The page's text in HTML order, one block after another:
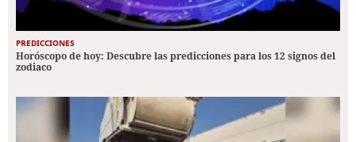
PREDICCIONES
Horóscopo de hoy: Descubre las predicciones para los 12 signos del
zodiaco